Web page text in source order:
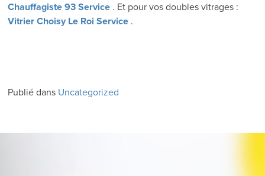
Chauffagiste 93 Service . Et pour vos doubles vitrages :
Vitrier Choisy Le Roi Service .
Publié dans Uncategorized